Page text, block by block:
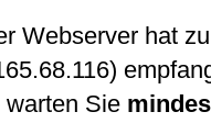
Webserver hat
warten Sie